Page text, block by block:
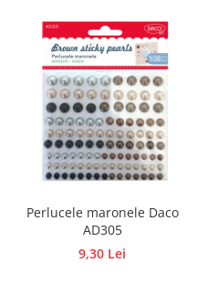
Hartie dantelata
Hartie matase
Hartie origami
Hartie reciclata/manuala
Plicuri
Carton
Rame, albume, notesuri
Forme/Figurine carton
Panglici, snururi, sarma
Perlucele maronele Daco
AD305
9,30 Lei